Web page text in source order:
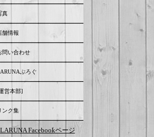
真
舗情報
問い合わせ
ぶろぐ
営本部]
ンク集
LARUNA Facebookページ